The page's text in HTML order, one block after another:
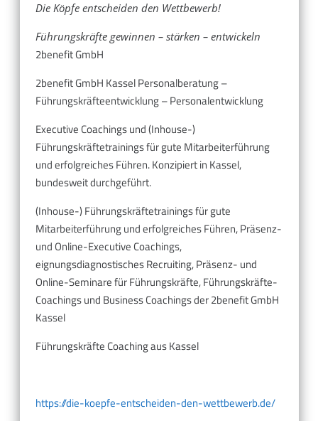
Die Köpfe entscheiden den Wettbewerb!
Führungskräfte gewinnen – stärken – entwickeln
2benefit GmbH
2benefit GmbH Kassel Personalberatung –
Führungskräfteentwicklung – Personalentwicklung
Executive Coachings und (Inhouse-)
Führungskräftetrainings für gute Mitarbeiterführung
und erfolgreiches Führen. Konzipiert in Kassel,
bundesweit durchgeführt.
(Inhouse-) Führungskräftetrainings für gute
Mitarbeiterführung und erfolgreiches Führen, Präsenz-
und Online-Executive Coachings,
eignungsdiagnostisches Recruiting, Präsenz- und
Online-Seminare für Führungskräfte, Führungskräfte-
Coachings und Business Coachings der 2benefit GmbH
Kassel
Führungskräfte Coaching aus Kassel
https://die-koepfe-entscheiden-den-wettbewerb.de/